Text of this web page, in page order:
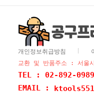
개인정보취급방침
교환 및 반품주소 : 서울
TEL : 02-892-0989
EMAIL :